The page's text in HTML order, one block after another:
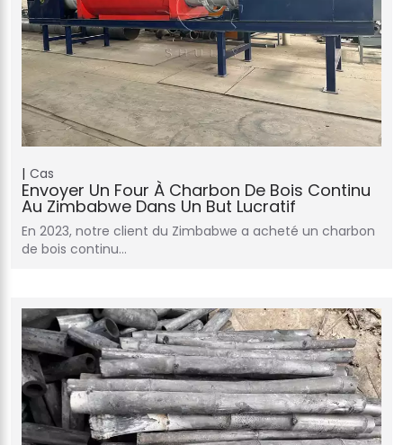
Cas
Envoyer Un Four À Charbon De Bois Continu
Au Zimbabwe Dans Un But Lucratif
En 2023, notre client du Zimbabwe a acheté un charbon
de bois continu…